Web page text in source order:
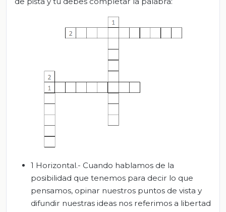
1 Horizontal.- Cuando hablamos de la
posibilidad que tenemos para decir lo que
pensamos, opinar nuestros puntos de vista y
difundir nuestras ideas nos referimos a libertad